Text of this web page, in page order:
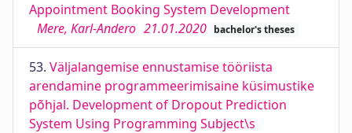
Appointment Booking System Development
Mere, Karl-Andero 21.01.2020 bachelor's theses
53. Väljalangemise ennustamise tööriista
arendamine programmeerimisaine küsimustike
põhjal. Development of Dropout Prediction
System Using Programming Subject\s